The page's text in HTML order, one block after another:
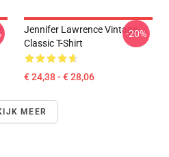
Jennifer Lawrence Vintage
Classic T-Shirt
€ 24,38 - € 28,06
-20%
MEER